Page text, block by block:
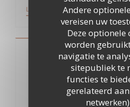
Andere
vereisen uw
Deze optionele
worden
navigatie te
sitepubliek te
functies te
gerelateerd
LEES HET ARTIKEL((OPENT IN EEN